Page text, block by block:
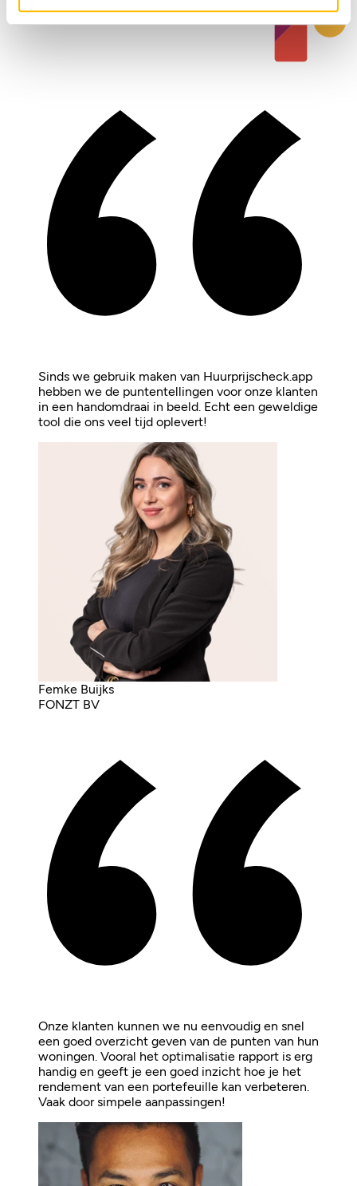
Sinds we gebruik maken van Huurprijscheck.app
hebben we de puntentellingen voor onze klanten
in een handomdraai in beeld. Echt een geweldige
tool die ons veel tijd oplevert!
Femke Buijks
FONZT BV
Onze klanten kunnen we nu eenvoudig en snel
een goed overzicht geven van de punten van hun
woningen. Vooral het optimalisatie rapport is erg
handig en geeft je een goed inzicht hoe je het
rendement van een portefeuille kan verbeteren.
Vaak door simpele aanpassingen!